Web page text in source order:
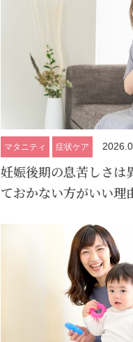
マタニティ 症状ケア
妊娠後期の息苦しさは
ておかない方がいい理